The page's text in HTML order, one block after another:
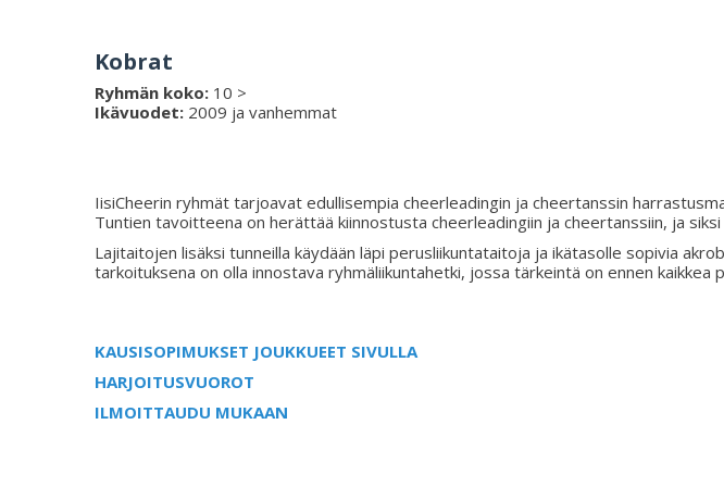
Kobrat
Ryhmän koko: 10 >
Ikävuodet: 2009 ja vanhemmat
IisiCheerin ryhmät tarjoavat edullisempia cheerleadingin ja cheertanssin
Tuntien tavoitteena on herättää kiinnostusta cheerleadingiin ja cheertanssiin, ja
Lajitaitojen lisäksi tunneilla käydään läpi perusliikuntataitoja ja ikätasolle sopivia
tarkoituksena on olla innostava ryhmäliikuntahetki, jossa tärkeintä on ennen kaikkea
KAUSISOPIMUKSET JOUKKUEET SIVULLA
HARJOITUSVUOROT
ILMOITTAUDU MUKAAN